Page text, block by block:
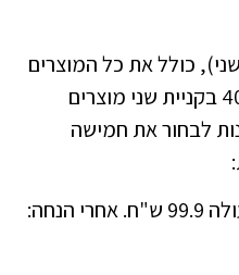
עד ה-1.12 (יום שני), כולל את כל המוצרים
של החנות ונותן הנחה של 40% בקניית שני מוצרים
לבחור את חמישה
עולה 99.9 ש"ח. אחרי הנחה: